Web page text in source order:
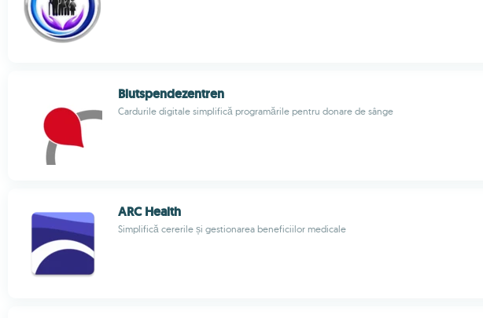
Blutspendezentren
Cardurile digitale simplifică programările pentru donare de sânge
ARC Health
Simplifică cererile și gestionarea beneficiilor medicale